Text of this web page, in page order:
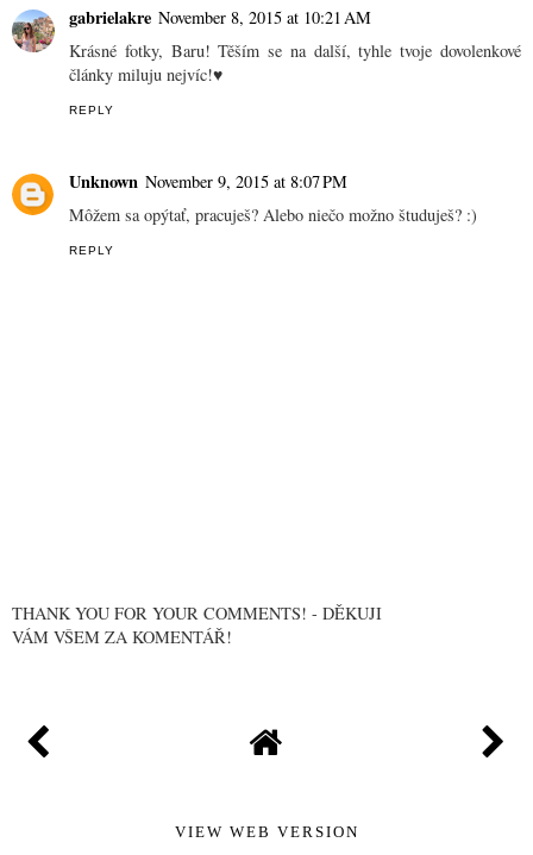
gabrielakre November 8, 2015 at 10:21 AM
Krásné fotky, Baru! Těším se na další, tyhle tvoje dovolenkové
články miluju nejvíc!♥
REPLY
Unknown November 9, 2015 at 8:07 PM
Môžem sa opýtať, pracuješ? Alebo niečo možno študuješ? :)
REPLY
THANK YOU FOR YOUR COMMENTS! - DĚKUJI
VÁM VŠEM ZA KOMENTÁŘ!
VIEW WEB VERSION